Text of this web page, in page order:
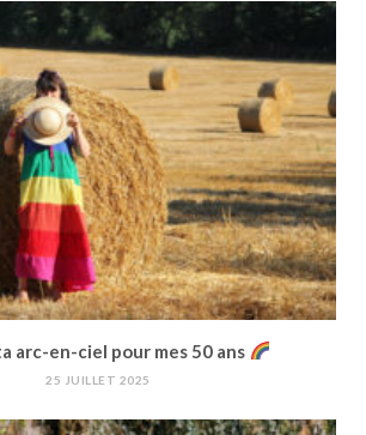
arc-en-ciel pour mes 50 ans
25 JUILLET 2025